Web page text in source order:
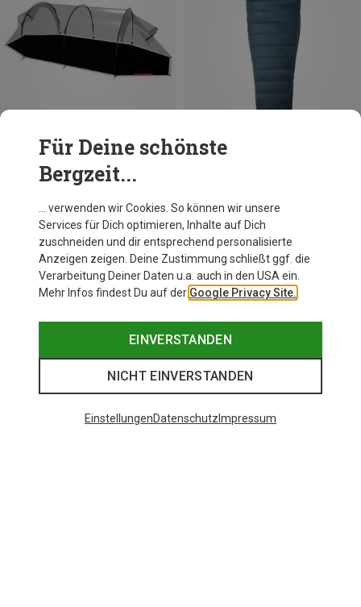
Du sparst 18%
Für Deine schönste
Bergzeit...
… verwenden wir Cookies. So können wir unsere
Services für Dich optimieren, Inhalte auf Dich
zuschneiden und dir entsprechend personalisierte
Anzeigen zeigen. Deine Zustimmung schließt ggf. die
Verarbeitung Deiner Daten u.a. auch in den USA ein.
Mehr Infos findest Du auf der Google Privacy Site.
EINVERSTANDEN
NICHT EINVERSTANDEN
EinstellungenDatenschutz Impressum